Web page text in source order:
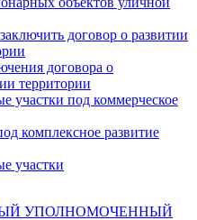
договор о развитии
договора о
территории
участки под коммерческое
комплексное развитие
участки
УПОЛНОМОЧЕННЫЙ